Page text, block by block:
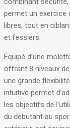
permet un exercice
libres, tout en
et fessiers.
Équipé d’une
offrant 8 niveaux
une grande
intuitive permet
les objectifs de
du débutant au